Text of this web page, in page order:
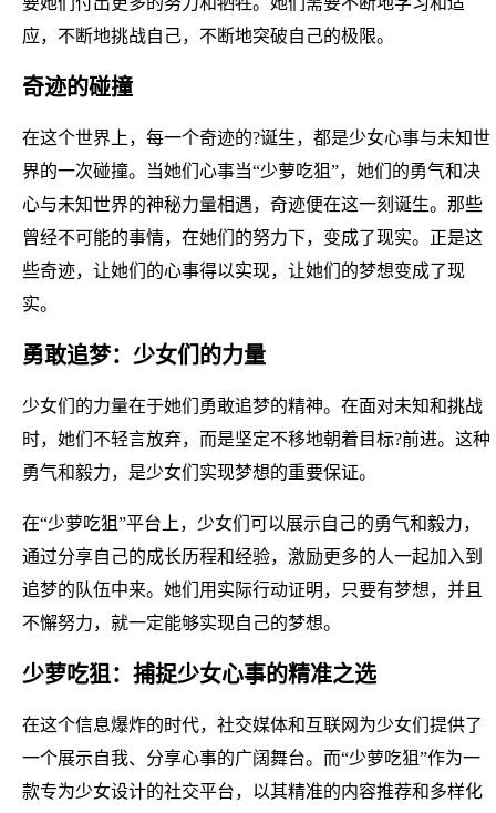
应，不断地挑战自己，不断地突破自己的极限。
奇迹的碰撞
在这个世界上，每一个奇迹的?诞生，都是少女心事与未知世
界的一次碰撞。当她们心事当“少萝吃狙”，她们的勇气和决
心与未知世界的神秘力量相遇，奇迹便在这一刻诞生。那些
曾经不可能的事情，在她们的努力下，变成了现实。正是这
些奇迹，让她们的心事得以实现，让她们的梦想变成了现
实。
勇敢追梦：少女们的力量
少女们的力量在于她们勇敢追梦的精神。在面对未知和挑战
时，她们不轻言放弃，而是坚定不移地朝着目标?前进。这种
勇气和毅力，是少女们实现梦想的重要保证。
在“少萝吃狙”平台上，少女们可以展示自己的勇气和毅力，
通过分享自己的成长历程和经验，激励更多的人一起加入到
追梦的队伍中来。她们用实际行动证明，只要有梦想，并且
不懈努力，就一定能够实现自己的梦想。
少萝吃狙：捕捉少女心事的精准之选
在这个信息爆炸的时代，社交媒体和互联网为少女们提供了
一个展示自我、分享心事的广阔舞台。而“少萝吃狙”作为一
款专为少女设计的社交平台，以其精准的内容推荐和多样化